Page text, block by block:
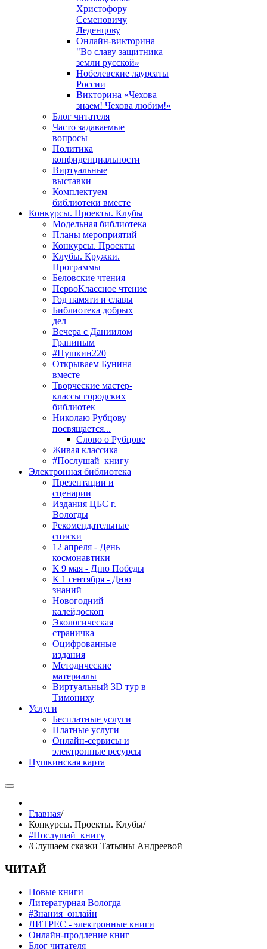
Христофору
Семеновичу
Леденцову
Онлайн-викторина
"Во славу защитника
земли русской»
Нобелевские лауреаты
России
Викторина «Чехова
знаем! Чехова любим!»
Блог читателя
Часто задаваемые
вопросы
Политика
конфиденциальности
Виртуальные
выставки
Комплектуем
библиотеки вместе
Конкурсы. Проекты. Клубы
Модельная библиотека
Планы мероприятий
Конкурсы. Проекты
Клубы. Кружки.
Программы
Беловские чтения
ПервоКлассное чтение
Год памяти и славы
Библиотека добрых
дел
Вечера с Даниилом
Граниным
#Пушкин220
Открываем Бунина
вместе
Творческие мастер-
классы городских
библиотек
Николаю Рубцову
посвящается...
Слово о Рубцове
Живая классика
#Послушай_книгу
Электронная библиотека
Презентации и
сценарии
Издания ЦБС г.
Вологды
Рекомендательные
списки
12 апреля - День
космонавтики
К 9 мая - Дню Победы
К 1 сентября - Дню
знаний
Новогодний
калейдоскоп
Экологическая
страничка
Оцифрованные
издания
Методические
материалы
Виртуальный 3D тур в
Тимониху
Услуги
Бесплатные услуги
Платные услуги
Онлайн-сервисы и
электронные ресурсы
Пушкинская карта
Главная/
Конкурсы. Проекты. Клубы/
#Послушай_книгу
/Слушаем сказки Татьяны Андреевой
ЧИТАЙ
Новые книги
Литературная Вологда
#Знания_онлайн
ЛИТРЕС - электронные книги
Онлайн-продление книг
Блог читателя